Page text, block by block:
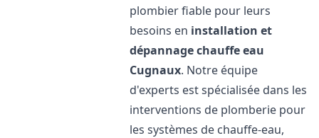
plombier fiable pour leurs
besoins en installation et
dépannage chauffe eau
Cugnaux. Notre équipe
d'experts est spécialisée dans les
interventions de plomberie pour
les systèmes de chauffe-eau,